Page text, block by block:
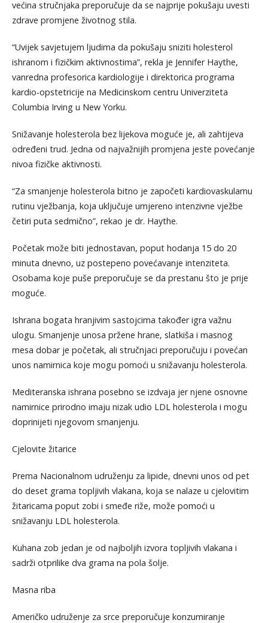
većina stručnjaka preporučuje da se najprije pokušaju uvesti
zdrave promjene životnog stila.
“Uvijek savjetujem ljudima da pokušaju sniziti holesterol
ishranom i fizičkim aktivnostima”, rekla je Jennifer Haythe,
vanredna profesorica kardiologije i direktorica programa
kardio-opstetricije na Medicinskom centru Univerziteta
Columbia Irving u New Yorku.
Snižavanje holesterola bez lijekova moguće je, ali zahtijeva
određeni trud. Jedna od najvažnijih promjena jeste povećanje
nivoa fizičke aktivnosti.
“Za smanjenje holesterola bitno je započeti kardiovaskularnu
rutinu vježbanja, koja uključuje umjereno intenzivne vježbe
četiri puta sedmično”, rekao je dr. Haythe.
Početak može biti jednostavan, poput hodanja 15 do 20
minuta dnevno, uz postepeno povećavanje intenziteta.
Osobama koje puše preporučuje se da prestanu što je prije
moguće.
Ishrana bogata hranjivim sastojcima također igra važnu
ulogu. Smanjenje unosa pržene hrane, slatkiša i masnog
mesa dobar je početak, ali stručnjaci preporučuju i povećan
unos namirnica koje mogu pomoći u snižavanju holesterola.
Mediteranska ishrana posebno se izdvaja jer njene osnovne
namirnice prirodno imaju nizak udio LDL holesterola i mogu
doprinijeti njegovom smanjenju.
Cjelovite žitarice
Prema Nacionalnom udruženju za lipide, dnevni unos od pet
do deset grama topljivih vlakana, koja se nalaze u cjelovitim
žitaricama poput zobi i smeđe riže, može pomoći u
snižavanju LDL holesterola.
Kuhana zob jedan je od najboljih izvora topljivih vlakana i
sadrži otprilike dva grama na pola šolje.
Masna riba
Američko udruženje za srce preporučuje konzumiranje